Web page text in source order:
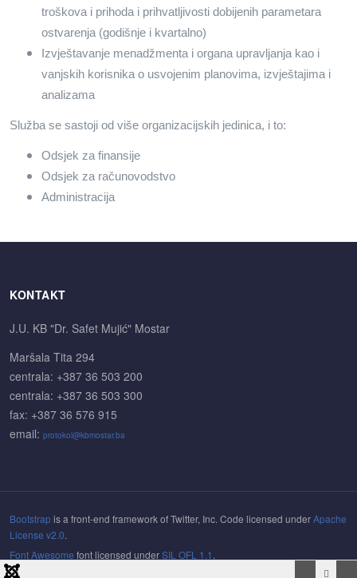
troškova i prihoda i prihvatljivosti dobijenih parametara
ostvarenja (godišnje i kvartalno)
Izvještavanje menadžmenta i organa upravljanja kao i
vanjskih korisnika o usvojenim planovima, izvještajima i
analizama
Služba se sastoji od više organizacijskih jedinica, i to:
Odsjek za finansije
Odsjek za računovodstvo
Administracija
KONTAKT
J.U. KB "Dr. Safet Mujić" Mostar
Maršala Tita 294
centrala: +387 36 503 200
centrala: +387 36 503 300
fax: +387 36 576 915
email: protokol@kbmostar.ba
Bootstrapis a front-end framework of Twitter, Inc. Code licensed underApache
License v2.0.
Font Awesome font licensed underSIL OFL 1.1 .